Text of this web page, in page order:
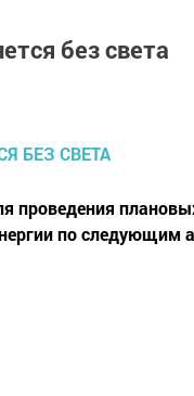
без света
проведения
по следующим